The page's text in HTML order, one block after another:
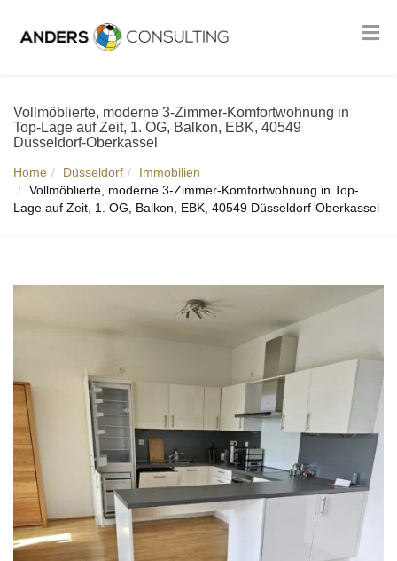
Vollmöblierte, moderne 3-Zimmer-Komfortwohnung in
Top-Lage auf Zeit, 1. OG, Balkon, EBK, 40549
Düsseldorf-Oberkassel
Home Düsseldorf
Immobilien
Vollmöblierte, moderne 3-Zimmer-Komfortwohnung in Top-
Lage auf Zeit, 1. OG, Balkon, EBK, 40549 Düsseldorf-Oberkassel